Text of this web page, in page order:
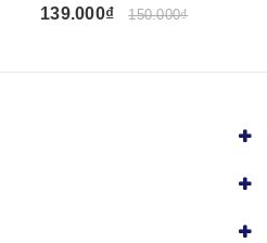
139.000₫ 150.000₫